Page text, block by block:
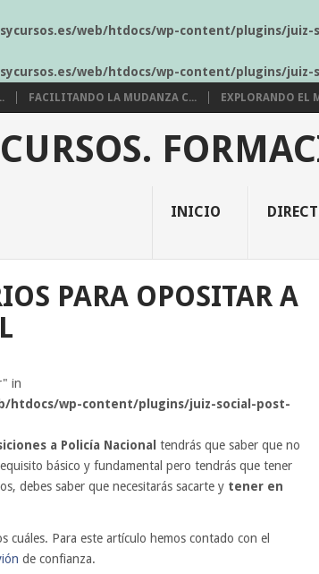
web/htdocs/wp-content/plugins/
web/htdocs/wp-content/plugins/
FACILITANDO LA MUDANZA C... EXPLORANDO EL
INICIO
PARA OPOSITAR A
in
htdocs/wp-content/plugins/juiz-social-post-
a Policía Nacional tendrás que saber que no
básico y fundamental pero tendrás que tener
debes saber que necesitarás sacarte y tener en
Para este artículo hemos contado con el
de confianza.